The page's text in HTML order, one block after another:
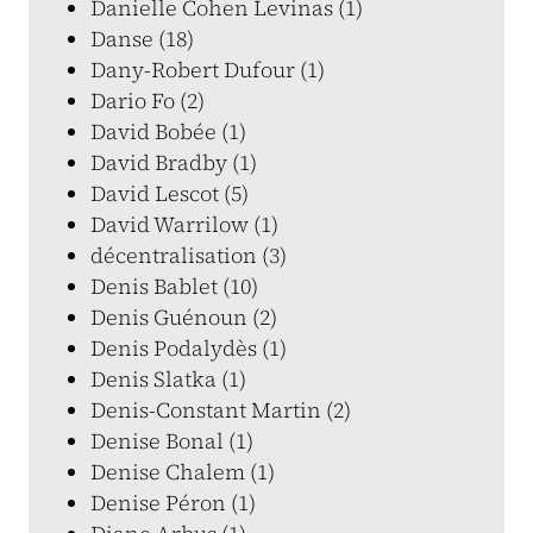
Danielle Cohen Levinas (1)
Danse (18)
Dany-Robert Dufour (1)
Dario Fo (2)
David Bobée (1)
David Bradby (1)
David Lescot (5)
David Warrilow (1)
décentralisation (3)
Denis Bablet (10)
Denis Guénoun (2)
Denis Podalydès (1)
Denis Slatka (1)
Denis-Constant Martin (2)
Denise Bonal (1)
Denise Chalem (1)
Denise Péron (1)